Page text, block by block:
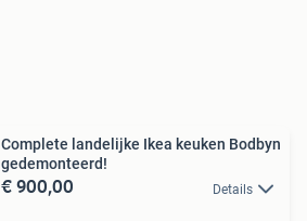
Complete landelijke Ikea keuken Bodbyn
gedemonteerd!
€ 900,00 Details